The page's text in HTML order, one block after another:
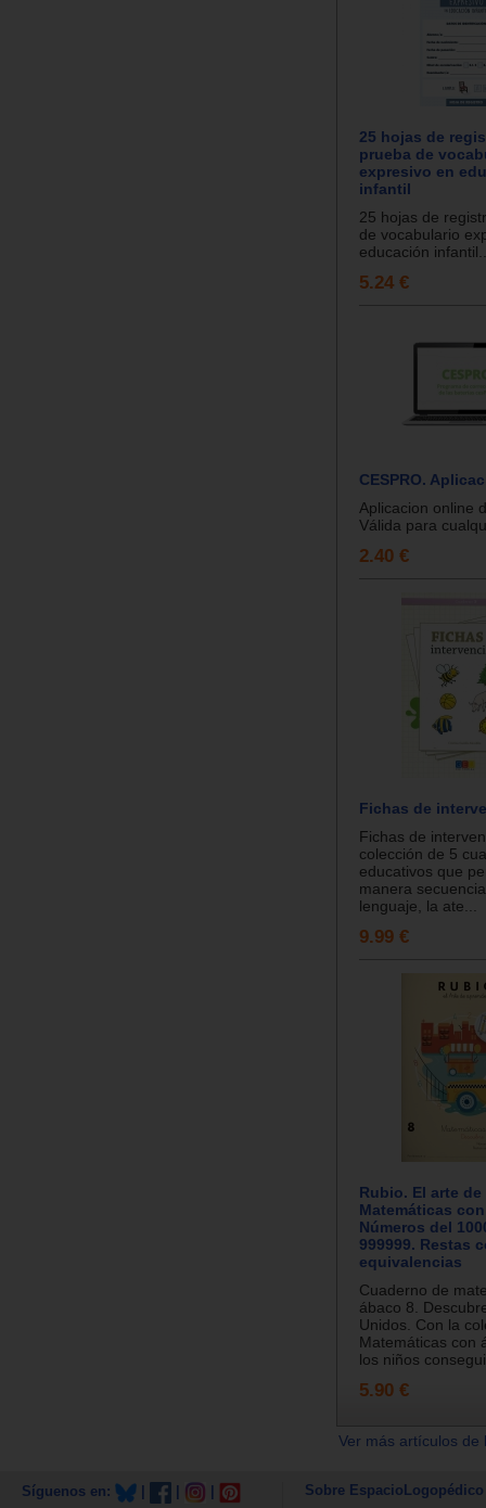
25 hojas de
prueba de
expresivo en
infantil
25 hojas de
de vocabulario
educación
5.24 €
CESPRO.
Aplicacion online
Válida para
2.40 €
Fichas de
Fichas de
colección de 5
educativos que
manera
lenguaje, la ate...
9.99 €
Rubio. El arte de
Matemáticas
Números del
999999. Restas
equivalencias
Cuaderno de
ábaco 8.
Unidos. Con la
Matemáticas con
los niños
5.90 €
Ver más artículos
Síguenos en: Sobre EspacioLogopédico